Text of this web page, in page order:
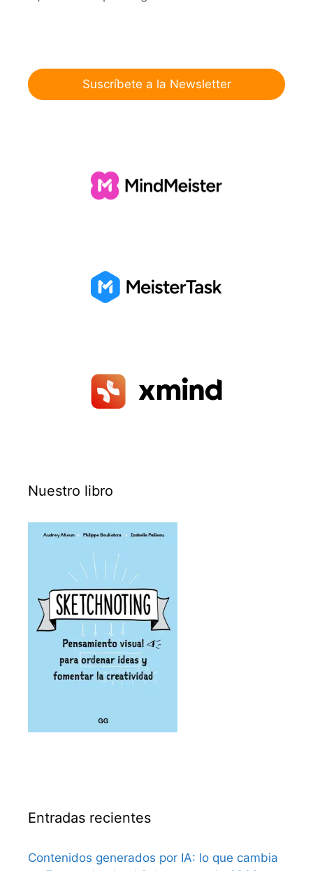
Suscríbete a la Newsletter
Nuestro libro
Entradas recientes
Contenidos generados por IA: lo que cambia